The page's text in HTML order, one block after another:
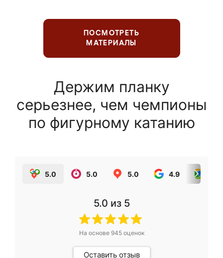
ПОСМОТРЕТЬ
МАТЕРИАЛЫ
Держим планку
серьезнее, чем чемпионы
по фигурному катанию
5.0 5.0 5.0 4.9
5.0 из 5
На основе 945оценок
Оставить отзыв